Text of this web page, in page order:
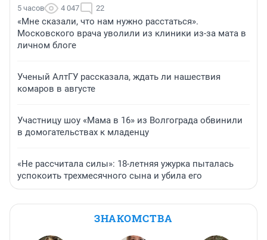
5 часов 4 047 22
«Мне сказали, что нам нужно расстаться».
Московского врача уволили из клиники из-за мата в
личном блоге
Ученый АлтГУ рассказала, ждать ли нашествия
комаров в августе
Участницу шоу «Мама в 16» из Волгограда обвинили
в домогательствах к младенцу
«Не рассчитала силы»: 18-летняя ужурка пыталась
успокоить трехмесячного сына и убила его
ЗНАКОМСТВА